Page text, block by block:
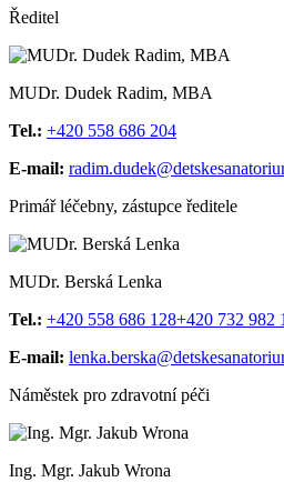
Ředitel
MUDr. Dudek Radim, MBA
Tel.: +420 558 686 204
E-mail:
Primář léčebny, zástupce ředitele
MUDr. Berská Lenka
Tel.: +420 558 686 128+420 732 982
E-mail:
Náměstek pro zdravotní péči
Ing. Mgr. Jakub Wrona